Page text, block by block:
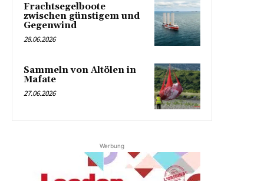
Frachtsegelboote
zwischen günstigem und
Gegenwind
28.06.2026
Sammeln von Altölen in
Mafate
27.06.2026
Werbung